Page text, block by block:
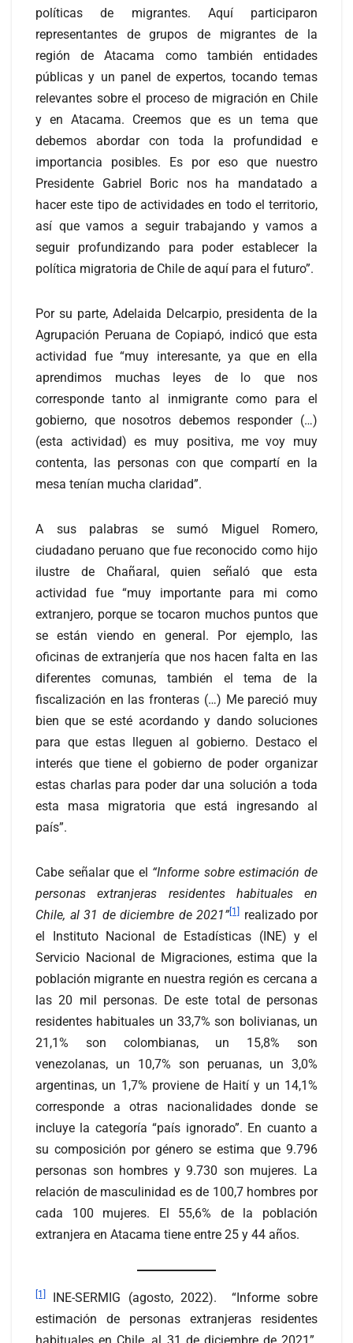
políticas de migrantes. Aquí participaron
representantes de grupos de migrantes de la
región de Atacama como también entidades
públicas y un panel de expertos, tocando temas
relevantes sobre el proceso de migración en Chile
y en Atacama. Creemos que es un tema que
debemos abordar con toda la profundidad e
importancia posibles. Es por eso que nuestro
Presidente Gabriel Boric nos ha mandatado a
hacer este tipo de actividades en todo el territorio,
así que vamos a seguir trabajando y vamos a
seguir profundizando para poder establecer la
política migratoria de Chile de aquí para el futuro”.
Por su parte, Adelaida Delcarpio, presidenta de la
Agrupación Peruana de Copiapó, indicó que esta
actividad fue “muy interesante, ya que en ella
aprendimos muchas leyes de lo que nos
corresponde tanto al inmigrante como para el
gobierno, que nosotros debemos responder (…)
(esta actividad) es muy positiva, me voy muy
contenta, las personas con que compartí en la
mesa tenían mucha claridad”.
A sus palabras se sumó Miguel Romero,
ciudadano peruano que fue reconocido como hijo
ilustre de Chañaral, quien señaló que esta
actividad fue “muy importante para mi como
extranjero, porque se tocaron muchos puntos que
se están viendo en general. Por ejemplo, las
oficinas de extranjería que nos hacen falta en las
diferentes comunas, también el tema de la
fiscalización en las fronteras (…) Me pareció muy
bien que se esté acordando y dando soluciones
para que estas lleguen al gobierno. Destaco el
interés que tiene el gobierno de poder organizar
estas charlas para poder dar una solución a toda
esta masa migratoria que está ingresando al
país”.
Cabe señalar que el “Informe sobre estimación de
personas extranjeras residentes habituales en
Chile, al 31 de diciembre de 2021”[1] realizado por
el Instituto Nacional de Estadísticas (INE) y el
Servicio Nacional de Migraciones, estima que la
población migrante en nuestra región es cercana a
las 20 mil personas. De este total de personas
residentes habituales un 33,7% son bolivianas, un
21,1% son colombianas, un 15,8% son
venezolanas, un 10,7% son peruanas, un 3,0%
argentinas, un 1,7% proviene de Haití y un 14,1%
corresponde a otras nacionalidades donde se
incluye la categoría “país ignorado”. En cuanto a
su composición por género se estima que 9.796
personas son hombres y 9.730 son mujeres. La
relación de masculinidad es de 100,7 hombres por
cada 100 mujeres. El 55,6% de la población
extranjera en Atacama tiene entre 25 y 44 años.
[1]
INE-SERMIG (agosto, 2022). “Informe sobre
estimación de personas extranjeras residentes